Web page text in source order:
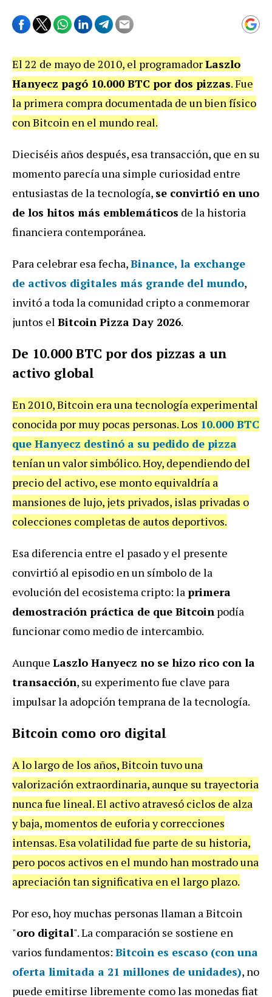
El 22 de mayo de 2010, el programadorLaszlo
Hanyecz pagó 10.000 BTC por dos pizzas. Fue
la primera compra documentada de un bien físico
con Bitcoin en el mundo real.
Dieciséis años después, esa transacción, que en su
momento parecía una simple curiosidad entre
entusiastas de la tecnología, se convirtió en uno
de los hitos más emblemáticos de la historia
financiera contemporánea.
Para celebrar esa fecha,Binance, la exchange
de activos digitales más grande del mundo,
invitó a toda la comunidad cripto a conmemorar
juntos el Bitcoin Pizza Day 2026.
De 10.000 BTC por dos pizzas a un
activo global
En 2010, Bitcoin era una tecnología experimental
conocida por muy pocas personas. Los 10.000 BTC
que Hanyecz destinó a su pedido de pizza
tenían un valor simbólico. Hoy, dependiendo del
precio del activo, ese monto equivaldría a
mansiones de lujo, jets privados, islas privadas o
colecciones completas de autos deportivos.
Esa diferencia entre el pasado y el presente
convirtió al episodio en un símbolo de la
evolución del ecosistema cripto: laprimera
demostración práctica de que Bitcoin podía
funcionar como medio de intercambio.
Aunque Laszlo Hanyecz no se hizo rico con la
transacción, su experimento fue clave para
impulsar la adopción temprana de la tecnología.
Bitcoin como oro digital
A lo largo de los años, Bitcoin tuvo una
valorización extraordinaria, aunque su trayectoria
nunca fue lineal. El activo atravesó ciclos de alza
y baja, momentos de euforia y correcciones
intensas. Esa volatilidad fue parte de su historia,
pero pocos activos en el mundo han mostrado una
apreciación tan significativa en el largo plazo.
Por eso, hoy muchas personas llaman a Bitcoin
"oro digital". La comparación se sostiene en
varios fundamentos: Bitcoin es escaso (con una
oferta limitada a 21 millones de unidades), no
puede emitirse libremente como las monedas fiat